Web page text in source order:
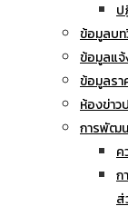
ป
ข้อมูลบท
ข้อมูลแ
ข้อมูลร
ห้องข่าว
การพัฒ
ค
ก
ส่